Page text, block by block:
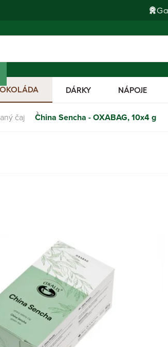
DÁRKY NÁPOJE
čaj China Sencha - OXABAG, 10x4 g